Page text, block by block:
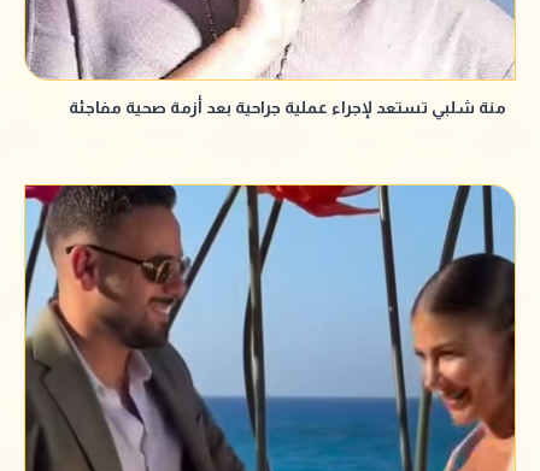
منة شلبي تستعد لإجراء عملية جراحية بعد أزمة صحية مفاجئة